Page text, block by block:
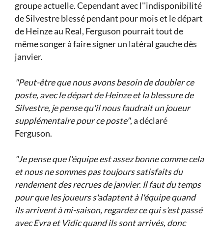
groupe actuelle. Cependant avec l''indisponibilité
de Silvestre blessé pendant pour mois et le départ
de Heinze au Real, Ferguson pourrait tout de
même songer à faire signer un latéral gauche dès
janvier.
"Peut-être que nous avons besoin de doubler ce
poste, avec le départ de Heinze et la blessure de
Silvestre, je pense qu'il nous faudrait un joueur
supplémentaire pour ce poste", a déclaré
Ferguson.
"Je pense que l'équipe est assez bonne comme cela
et nous ne sommes pas toujours satisfaits du
rendement des recrues de janvier. Il faut du temps
pour que les joueurs s'adaptent à l'équipe quand
ils arrivent à mi-saison, regardez ce qui s'est passé
avec Evra et Vidic quand ils sont arrivés, donc